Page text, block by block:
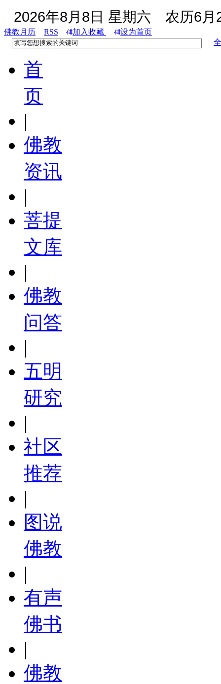
2026年8月8日 星期六 农历6月
佛教月历 RSS 加入收藏
设为首页
首
页
|
佛教
资讯
|
菩提
文库
|
佛教
问答
|
五明
研究
|
社区
推荐
|
图说
佛教
|
有声
佛书
|
佛教